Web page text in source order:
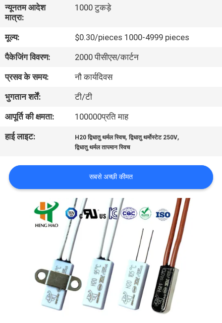
में
फैक्टरी
यात्रा
गुणवत्ता
नियंत्रण
हमसे
करें
समाचार
न्यूनतम आदेश
मात्रा:
1000 टुकड़े
मूल्य:
$0.30/pieces 1000-4999 pieces
पैकेजिंग विवरण:
2000 पीसीएस/कार्टन
प्रसव के समय:
नौ कार्यदिवस
भुगतान शर्तें:
टी/टी
आपूर्ति की क्षमता:
100000प्रति माह
हाई लाइट:
H20 द्विधातु थर्मल स्विच,द्विधातु थर्मोस्टेट 250V,
द्विधातु थर्मल तापमान स्विच
सबसे अच्छी कीमत